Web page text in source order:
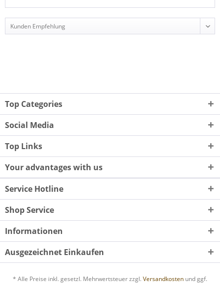
Top Categories
Social Media
Top Links
Your advantages with us
Service Hotline
Shop Service
Informationen
Ausgezeichnet Einkaufen
* Alle Preise inkl. gesetzl. Mehrwertsteuer zzgl. Versandkosten und ggf.